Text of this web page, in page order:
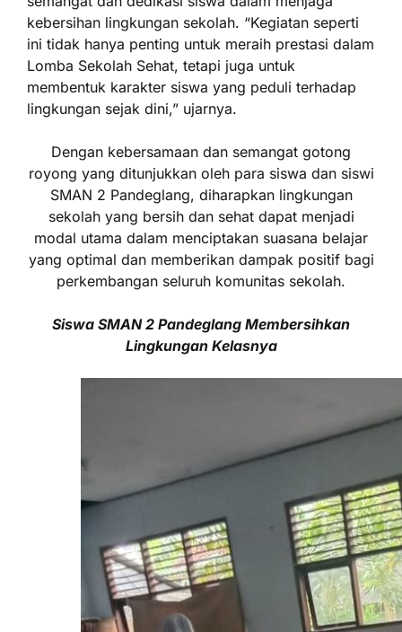
kebersihan lingkungan sekolah. “Kegiatan seperti
ini tidak hanya penting untuk meraih prestasi dalam
Lomba Sekolah Sehat, tetapi juga untuk
membentuk karakter siswa yang peduli terhadap
lingkungan sejak dini,” ujarnya.
Dengan kebersamaan dan semangat gotong
royong yang ditunjukkan oleh para siswa dan siswi
SMAN 2 Pandeglang, diharapkan lingkungan
sekolah yang bersih dan sehat dapat menjadi
modal utama dalam menciptakan suasana belajar
yang optimal dan memberikan dampak positif bagi
perkembangan seluruh komunitas sekolah.
Siswa SMAN 2 Pandeglang Membersihkan
Lingkungan Kelasnya